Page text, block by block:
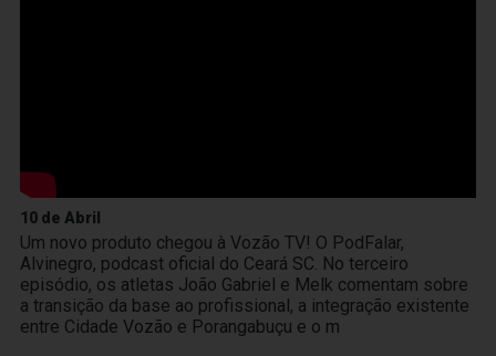
10 de Abril
Um novo produto chegou à Vozão TV! O PodFalar,
Alvinegro, podcast oficial do Ceará SC. No terceiro
episódio, os atletas João Gabriel e Melk comentam sobre
a transição da base ao profissional, a integração existente
entre Cidade Vozão e Porangabuçu e o m